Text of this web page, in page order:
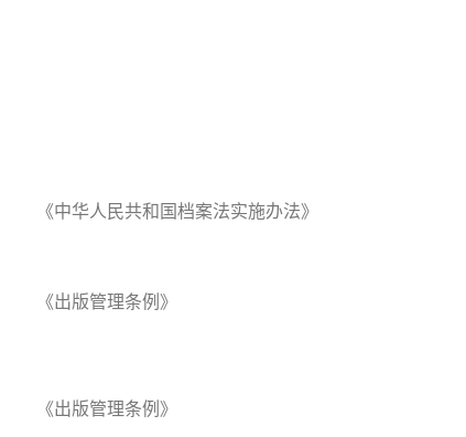
《中华人民共和国档案法实施办法》
《出版管理条例》
《出版管理条例》